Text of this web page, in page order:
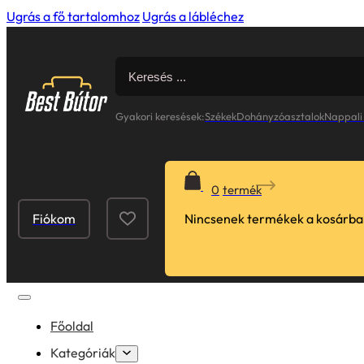
Ugrás a fő tartalomhoz Ugrás a lábléchez
for:
Gyakori keresések:SzékekDohányzóasztalok
Fiókom
0
Nincsenek termékek a
Főoldal
Kategóriák